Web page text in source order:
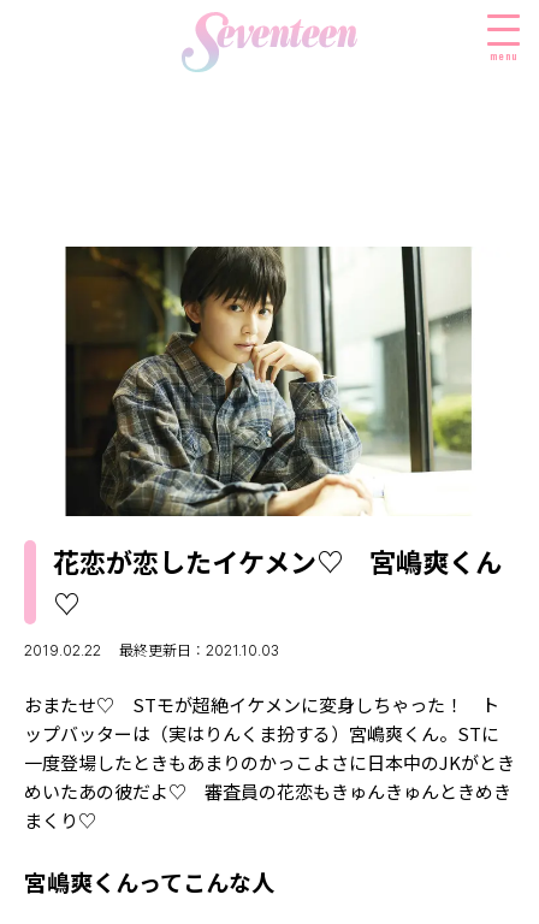
menu
FASHION
ファッションニュース
ビューティニュース
トレンドメイク
ベストコスメ
ヘアアレンジ・ヘアケア
スキンケア
ボディケア
SCHOOL
スクールニュース
制服コーデ
学校ヘアメイク
勉強・受験・進路
ENTERTAINMENT
エンタメニュース
なにわ男子
K-POP
LIFESTYLE
ライフスタイルニュース
JKランキング・アワード
モデルの購入品
おでかけ
JK TREND
MODELS
MODEL'S BLOG
TikTok
Instagram
YouTube
FORTUNE
ゲッターズ飯田
ミスセブンティーンニュース
MAGAZINE
花恋が恋したイケメン♡ 宮嶋爽くん
♡
2019.02.22 最終更新日：2021.10.03
おまたせ♡ STモが超絶イケメンに変身しちゃった！ ト
ップバッターは（実はりんくま扮する）宮嶋爽くん。STに
一度登場したときもあまりのかっこよさに日本中のJKがとき
めいたあの彼だよ♡ 審査員の花恋もきゅんきゅんときめき
まくり♡
宮嶋爽くんってこんな人